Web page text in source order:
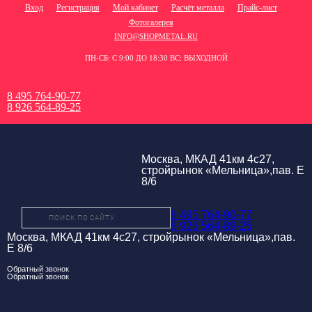
Вход Регистрация Мой кабинет Расчёт металла
Прайс-лист
Фотогалерея
INFO@SHOPMETAL.RU
ПН-СБ: С 9:00 ДО 18:30 ВС: ВЫХОДНОЙ
8 495 764-90-77
8 926 564-89-25
Москва, МКАД 41км 4с27,
стройрынок «Мельница»,пав. Е
8/6
8 495 764-90-77
8 926 564-89-25
Москва, МКАД 41км 4с27, стройрынок «Мельница»,пав.
Е 8/6
Обратный звонок
Обратный звонок